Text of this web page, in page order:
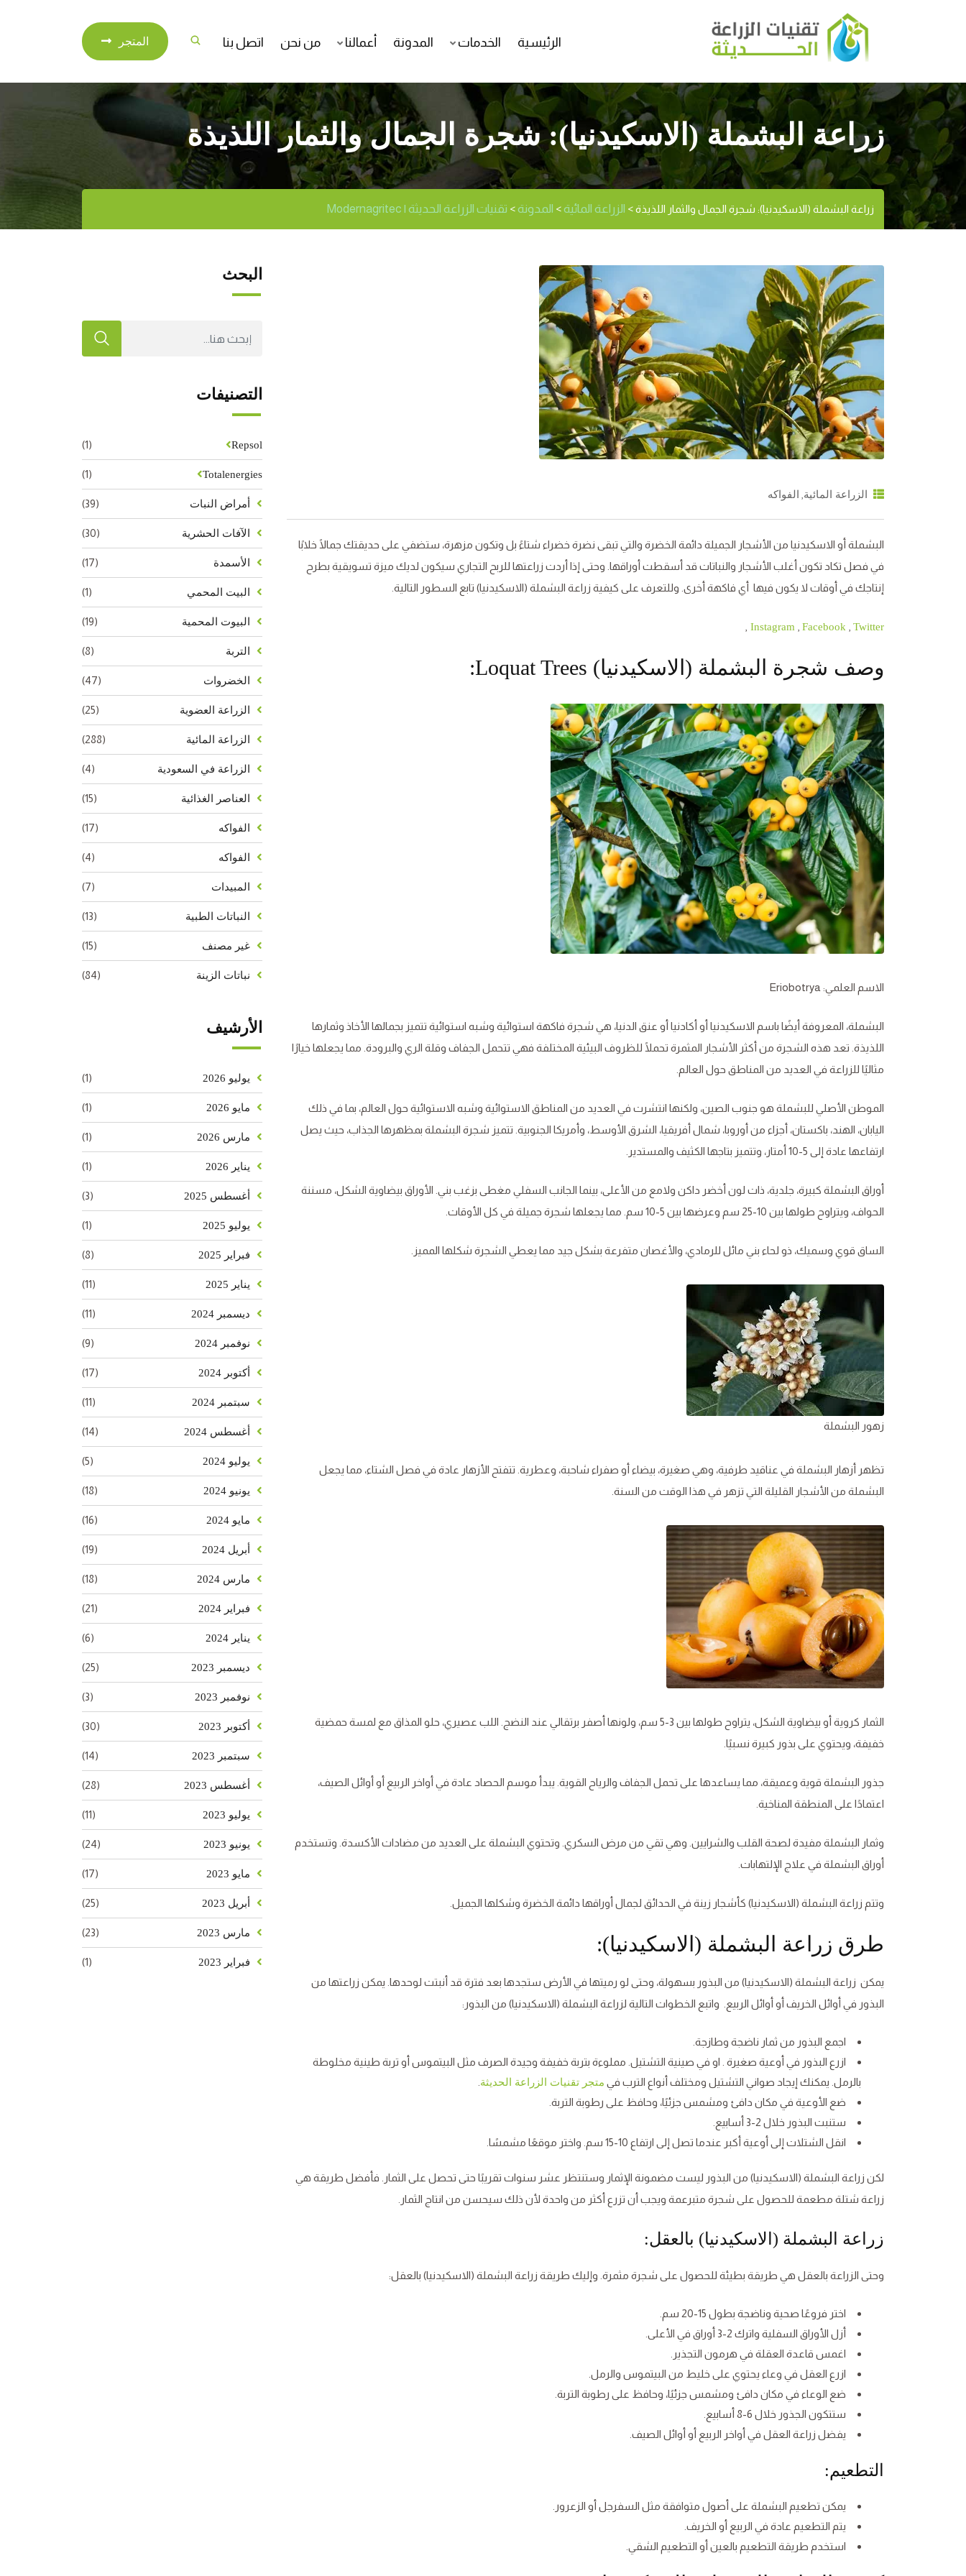
الرئيسية الخدمات المدونة أعمالنا من نحن اتصل بنا المتجر
زراعة البشملة (الاسكيدنيا): شجرة الجمال والثمار اللذيذة
زراعة البشملة (الاسكيدنيا): شجرة الجمال والثمار اللذيذة> الزراعة المائية> المدونة> تقنيات الزراعة الحديثة | Modernagritec
الزراعة المائية الفواكه
البشملة أو الاسكيدنيا من الأشجار الجميلة دائمة الخضرة والتي تبقى نضرة خضراء شتاءً بل وتكون مزهرة، ستضفي على حديقتك جمالًا خلابًا
في فصل تكاد تكون أغلب الأشجار والنباتات قد أسقطت أوراقها. وحتى إذا أردت زراعتها للربح التجاري سيكون لديك ميزة تسويقية بطرح
إنتاجك في أوقات لا يكون فيها أي فاكهة أخرى. وللتعرف على كيفية زراعة البشملة (الاسكيدنيا) تابع السطور التالية.
Instagram Facebook Twitter
وصف شجرة البشملة (الاسكيدنيا) Loquat Trees:
الاسم العلمي: Eriobotrya
البشملة، المعروفة أيضًا باسم الاسكيدنيا أو أكادنيا أو عنق الدنيا، هي شجرة فاكهة استوائية وشبه استوائية تتميز بجمالها الأخاذ وثمارها
اللذيذة. تعد هذه الشجرة من أكثر الأشجار المثمرة تحملًا للظروف البيئية المختلفة فهي تتحمل الجفاف وقلة الري والبرودة. مما يجعلها خيارًا
مثاليًا للزراعة في العديد من المناطق حول العالم.
الموطن الأصلي للبشملة هو جنوب الصين، ولكنها انتشرت في العديد من المناطق الاستوائية وشبه الاستوائية حول العالم، بما في ذلك
اليابان، الهند، باكستان، أجزاء من أوروبا، شمال أفريقيا، الشرق الأوسط، وأمريكا الجنوبية. تتميز شجرة البشملة بمظهرها الجذاب، حيث يصل
ارتفاعها عادة إلى 5-10 أمتار، وتتميز بتاجها الكثيف والمستدير.
أوراق البشملة كبيرة، جلدية، ذات لون أخضر داكن ولامع من الأعلى، بينما الجانب السفلي مغطى بزغب بني. الأوراق بيضاوية الشكل، مسننة
الحواف، ويتراوح طولها بين 10-25 سم وعرضها بين 5-10 سم. مما يجعلها شجرة جميلة في كل الأوقات.
الساق قوي وسميك، ذو لحاء بني مائل للرمادي، والأغصان متفرعة بشكل جيد مما يعطي الشجرة شكلها المميز.
زهور البشملة
تظهر أزهار البشملة في عناقيد طرفية، وهي صغيرة، بيضاء أو صفراء شاحبة، وعطرية. تتفتح الأزهار عادة في فصل الشتاء، مما يجعل
البشملة من الأشجار القليلة التي تزهر في هذا الوقت من السنة.
الثمار كروية أو بيضاوية الشكل، يتراوح طولها بين 3-5 سم، ولونها أصفر برتقالي عند النضج. اللب عصيري، حلو المذاق مع لمسة حمضية
خفيفة، ويحتوي على بذور كبيرة نسبيًا.
جذور البشملة قوية وعميقة، مما يساعدها على تحمل الجفاف والرياح القوية. يبدأ موسم الحصاد عادة في أواخر الربيع أو أوائل الصيف،
اعتمادًا على المنطقة المناخية.
وثمار البشملة مفيدة لصحة القلب والشرايين. وهي تقي من مرض السكري. وتحتوي البشملة على العديد من مضادات الأكسدة. وتستخدم
أوراق البشملة في علاج الإلتهابات.
وتتم زراعة البشملة (الاسكيدنيا) كأشجار زينة في الحدائق لجمال أوراقها دائمة الخضرة وشكلها الجميل.
طرق زراعة البشملة (الاسكيدنيا):
يمكن زراعة البشملة (الاسكيدنيا) من البذور بسهولة، وحتى لو رميتها في الأرض ستجدها بعد فترة قد أنبتت لوحدها. يمكن زراعتها من
البذور في أوائل الخريف أو أوائل الربيع. واتبع الخطوات التالية لزراعة البشملة (الاسكيدنيا) من البذور:
اجمع البذور من ثمار ناضجة وطازجة.
ازرع البذور في أوعية صغيرة . او في صينية التشتيل. مملوءة بتربة خفيفة وجيدة الصرف مثل البيتموس أو تربة طينية مخلوطة
بالرمل. يمكنك إيجاد صواني التشتيل ومختلف أنواع الترب في متجر تقنيات الزراعة الحديثة
ضع الأوعية في مكان دافئ ومشمس جزئيًا، وحافظ على رطوبة التربة.
ستنبت البذور خلال 2-3 أسابيع.
انقل الشتلات إلى أوعية أكبر عندما تصل إلى ارتفاع 10-15 سم. واختر موقعًا مشمسًا.
لكن زراعة البشملة (الاسكيدنيا) من البذور ليست مضمونة الإثمار وستنتظر عشر سنوات تقريبًا حتى تحصل على الثمار. فأفضل طريقة هي
زراعة شتلة مطعمة للحصول على شجرة متبرعمة ويجب أن تزرع أكثر من واحدة لأن ذلك سيحسن من انتاج الثمار.
زراعة البشملة (الاسكيدنيا) بالعقل:
وحتى الزراعة بالعقل هي طريقة بطيئة للحصول على شجرة مثمرة. وإليك طريقة زراعة البشملة (الاسكيدنيا) بالعقل:
اختر فروعًا صحية وناضجة بطول 15-20 سم.
أزل الأوراق السفلية واترك 2-3 أوراق في الأعلى.
اغمس قاعدة العقلة في هرمون التجذير.
ازرع العقل في وعاء يحتوي على خليط من البيتموس والرمل.
ضع الوعاء في مكان دافئ ومشمس جزئيًا، وحافظ على رطوبة التربة.
ستتكون الجذور خلال 6-8 أسابيع.
يفضل زراعة العقل في أواخر الربيع أو أوائل الصيف.
التطعيم:
يمكن تطعيم البشملة على أصول متوافقة مثل السفرجل أو الزعرور.
يتم التطعيم عادة في الربيع أو الخريف.
استخدم طريقة التطعيم بالعين أو التطعيم الشقي.
البحث
التصنيفات
Repsol
(1)
Totalenergies
(1)
أمراض النبات (39)
الآفات الحشرية (30)
الأسمدة (17)
البيت المحمي (1)
البيوت المحمية (19)
التربة (8)
الخضروات (47)
الزراعة العضوية (25)
الزراعة المائية (288)
الزراعة في السعودية (4)
العناصر الغذائية (15)
الفواكه (17)
الفواكه (4)
المبيدات (7)
النباتات الطبية (13)
غير مصنف (15)
نباتات الزينة (84)
الأرشيف
يوليو 2026 (1)
مايو 2026 (1)
مارس 2026 (1)
يناير 2026 (1)
أغسطس 2025 (3)
يوليو 2025 (1)
فبراير 2025 (8)
يناير 2025 (11)
ديسمبر 2024 (11)
نوفمبر 2024 (9)
أكتوبر 2024 (17)
سبتمبر 2024 (11)
أغسطس 2024 (14)
يوليو 2024 (5)
يونيو 2024 (18)
مايو 2024 (16)
أبريل 2024 (19)
مارس 2024 (18)
فبراير 2024 (21)
يناير 2024 (6)
ديسمبر 2023 (25)
نوفمبر 2023 (3)
أكتوبر 2023 (30)
سبتمبر 2023 (14)
أغسطس 2023 (28)
يوليو 2023 (11)
يونيو 2023 (24)
مايو 2023 (17)
أبريل 2023 (25)
مارس 2023 (23)
فبراير 2023 (1)